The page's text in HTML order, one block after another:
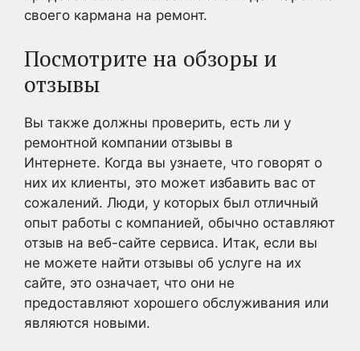
своего кармана на ремонт.
Посмотрите на обзоры и
отзывы
Вы также должны проверить, есть ли у
ремонтной компании отзывы в
Интернете. Когда вы узнаете, что говорят о
них их клиенты, это может избавить вас от
сожалений. Люди, у которых был отличный
опыт работы с компанией, обычно оставляют
отзыв на веб-сайте сервиса. Итак, если вы
не можете найти отзывы об услуге на их
сайте, это означает, что они не
предоставляют хорошего обслуживания или
являются новыми.